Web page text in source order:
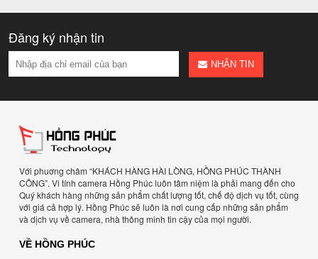
Đăng ký nhận tin
NHẬN TIN
Với phuơng châm “KHÁCH HÀNG HÀI LÒNG, HỒNG PHÚC THÀNH
CÔNG”. Vi tính camera Hồng Phúc luôn tâm niệm là phải mang đến cho
Quý khách hàng những sản phẩm chất lượng tốt, chế độ dịch vụ tốt, cùng
với giá cả hợp lý. Hồng Phúc sẽ luôn là nơi cung cấp những sản phẩm
và dịch vụ về camera, nhà thông minh tin cậy của mọi người.
VỀ HỒNG PHÚC